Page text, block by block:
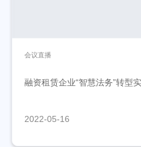
会议直播
融资租赁企业“智慧法务”转型
2022-05-16